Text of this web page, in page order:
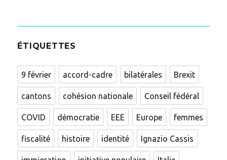
ÉTIQUETTES
9 février accord-cadre bilatérales Brexit
cantons cohésion nationale Conseil fédéral
COVID démocratie EEE Europe femmes
fiscalité histoire identité Ignazio Cassis